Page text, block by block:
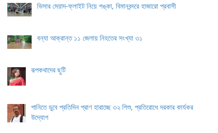
ভিসার মেয়াদ-ফ্লাইট নিয়ে শঙ্কা, বিমানবন্দরে হাজারো প্রবাসী
বন্যা আক্রান্ত ১১ জেলায় নিহতের সংখ্যা ৩১
রূপকথাদের ছুটি
পানিতে ডুবে প্রতিদিন প্রাণ হারাচ্ছে ৩২ শিশু, প্রতিরোধে দরকার কার্যকর
উদ্যোগ